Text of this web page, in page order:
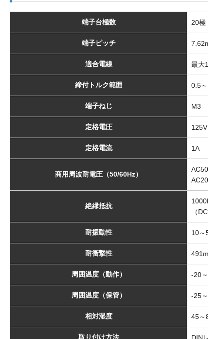
端子台極数 20極
端子ピッチ 7.62mm
適合電線 最大
締付トルク範囲 0.5～
端子ねじ M3
定格電圧 125V
定格電流 1A
商用周波耐電圧（50/60Hz）
絶縁抵抗
（
耐振動性 10～
耐衝撃性 491m/
周囲温度（動作） -20～
周囲温度（保管） -25～
相対湿度 45～
取り付け方法